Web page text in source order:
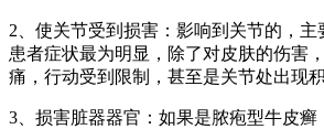
2、使关节受到损害：影响到关节的，主
患者症状最为明显，除了对皮肤的伤害
痛，行动受到限制，甚至是关节处出现
3、损害脏器器官：如果是脓疱型牛皮